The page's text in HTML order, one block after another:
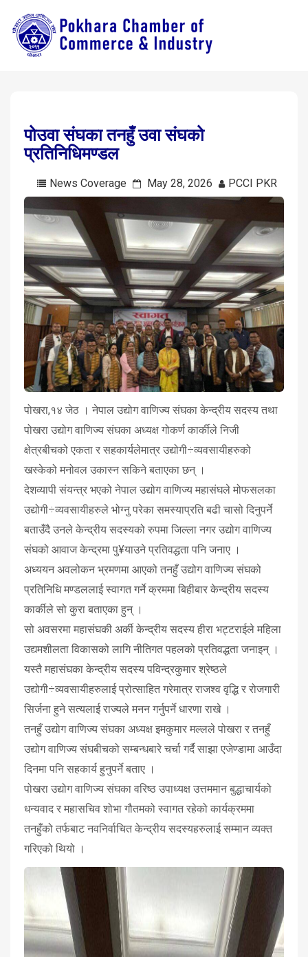
पोउवा संघका तनहुँ उवा संघको
प्रतिनिधिमण्डल
News Coverage May 28, 2026 PCCI PKR
पोखरा,१४ जेठ । नेपाल उद्योग वाणिज्य संघका केन्द्रीय सदस्य तथा
पोखरा उद्योग वाणिज्य संघका अध्यक्ष गोकर्ण कार्कीले निजी
क्षेत्रबीचको एकता र सहकार्यलेमात्र उद्योगी÷व्यवसायीहरुको
खस्केको मनोवल उकास्न सकिने बताएका छन् ।
देशव्यापी संयन्त्र भएको नेपाल उद्योग वाणिज्य महासंघले मोफसलका
उद्योगी÷व्यवसायीहरुले भोग्नु परेका समस्याप्रति बढी चासो दिनुपर्ने
बताउँदै उनले केन्द्रीय सदस्यको रुपमा जिल्ला नगर उद्योग वाणिज्य
संघको आवाज केन्द्रमा पु¥याउने प्रतिवद्धता पनि जनाए ।
अध्ययन अवलोकन भ्रमणमा आएको तनहुँ उद्योग वाणिज्य संघको
प्रतिनिधि मण्डललाई स्वागत गर्ने क्रममा बिहीबार केन्द्रीय सदस्य
कार्कीले सो कुरा बताएका हुन् ।
सो अवसरमा महासंघकी अर्की केन्द्रीय सदस्य हीरा भट्टराईले महिला
उद्यमशीलता विकासको लागि नीतिगत पहलको प्रतिवद्धता जनाइन् ।
यस्तै महासंघका केन्द्रीय सदस्य पविन्द्रकुमार श्रेष्ठले
उद्योगी÷व्यवसायीहरुलाई प्रोत्साहित गरेमात्र राजश्व वृद्धि र रोजगारी
सिर्जना हुने सत्यलाई राज्यले मनन गर्नुपर्ने धारणा राखे ।
तनहुँ उद्योग वाणिज्य संघका अध्यक्ष इमकुमार मल्लले पोखरा र तनहुँ
उद्योग वाणिज्य संघबीचको सम्बन्धबारे चर्चा गर्दै साझा एजेण्डामा आउँदा
दिनमा पनि सहकार्य हुनुपर्ने बताए ।
पोखरा उद्योग वाणिज्य संघका वरिष्ठ उपाध्यक्ष उत्तममान बुद्धाचार्यको
धन्यवाद र महासचिव शोभा गौतमको स्वागत रहेको कार्यक्रममा
तनहुँको तर्फबाट नवनिर्वाचित केन्द्रीय सदस्यहरुलाई सम्मान व्यक्त
गरिएको थियो ।